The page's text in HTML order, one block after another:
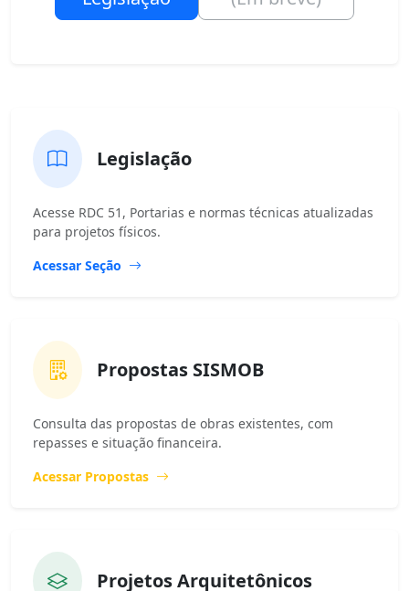
Legislação
Acesse RDC 51, Portarias e normas técnicas atualizadas
para projetos físicos.
Acessar Seção
Propostas SISMOB
Consulta das propostas de obras existentes, com
repasses e situação financeira.
Acessar Propostas
Projetos Arquitetônicos